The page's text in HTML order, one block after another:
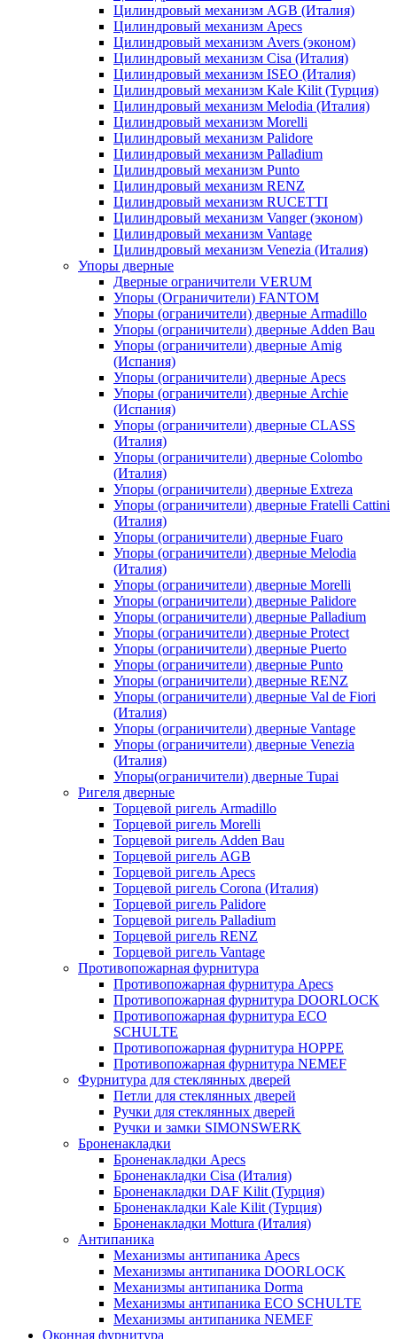
Цилиндровый механизм AGB (Италия)
Цилиндровый механизм Apecs
Цилиндровый механизм Avers (эконом)
Цилиндровый механизм Cisa (Италия)
Цилиндровый механизм ISEO (Италия)
Цилиндровый механизм Kale Kilit (Турция)
Цилиндровый механизм Melodia (Италия)
Цилиндровый механизм Morelli
Цилиндровый механизм Palidore
Цилиндровый механизм Palladium
Цилиндровый механизм Punto
Цилиндровый механизм RENZ
Цилиндровый механизм RUCETTI
Цилиндровый механизм Vanger (эконом)
Цилиндровый механизм Vantage
Цилиндровый механизм Venezia (Италия)
Упоры дверные
Дверные ограничители VERUM
Упоры (Ограничители) FANTOM
Упоры (ограничители) дверные Armadillo
Упоры (ограничители) дверные Adden Bau
Упоры (ограничители) дверные Amig
(Испания)
Упоры (ограничители) дверные Apecs
Упоры (ограничители) дверные Archie
(Испания)
Упоры (ограничители) дверные CLASS
(Италия)
Упоры (ограничители) дверные Colombo
(Италия)
Упоры (ограничители) дверные Extreza
Упоры (ограничители) дверные Fratelli Cattini
(Италия)
Упоры (ограничители) дверные Fuaro
Упоры (ограничители) дверные Melodia
(Италия)
Упоры (ограничители) дверные Morelli
Упоры (ограничители) дверные Palidore
Упоры (ограничители) дверные Palladium
Упоры (ограничители) дверные Protect
Упоры (ограничители) дверные Puerto
Упоры (ограничители) дверные Punto
Упоры (ограничители) дверные RENZ
Упоры (ограничители) дверные Val de Fiori
(Италия)
Упоры (ограничители) дверные Vantage
Упоры (ограничители) дверные Venezia
(Италия)
Упоры(ограничители) дверные Tupai
Ригеля дверные
Торцевой ригель Armadillo
Торцевой ригель Morelli
Торцевой ригель Adden Bau
Торцевой ригель AGB
Торцевой ригель Apecs
Торцевой ригель Corona (Италия)
Торцевой ригель Palidore
Торцевой ригель Palladium
Торцевой ригель RENZ
Торцевой ригель Vantage
Противопожарная фурнитура
Противопожарная фурнитура Apecs
Противопожарная фурнитура DOORLOCK
Противопожарная фурнитура ECO
SCHULTE
Противопожарная фурнитура HOPPE
Противопожарная фурнитура NEMEF
Фурнитура для стеклянных дверей
Петли для стеклянных дверей
Ручки для стеклянных дверей
Ручки и замки SIMONSWERK
Броненакладки
Броненакладки Apecs
Броненакладки Cisa (Италия)
Броненакладки DAF Kilit (Турция)
Броненакладки Kale Kilit (Турция)
Броненакладки Mottura (Италия)
Антипаника
Механизмы антипаника Apecs
Механизмы антипаника DOORLOCK
Механизмы антипаника Dorma
Механизмы антипаника ECO SCHULTE
Механизмы антипаника NEMEF
Оконная фурнитура